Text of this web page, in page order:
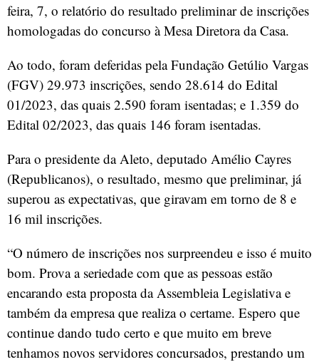
feira, 7, o relatório do resultado preliminar de inscrições
homologadas do concurso à Mesa Diretora da Casa.
Ao todo, foram deferidas pela Fundação Getúlio Vargas
(FGV) 29.973 inscrições, sendo 28.614 do Edital
01/2023, das quais 2.590 foram isentadas; e 1.359 do
Edital 02/2023, das quais 146 foram isentadas.
Para o presidente da Aleto, deputado Amélio Cayres
(Republicanos), o resultado, mesmo que preliminar, já
superou as expectativas, que giravam em torno de 8 e
16 mil inscrições.
“O número de inscrições nos surpreendeu e isso é muito
bom. Prova a seriedade com que as pessoas estão
encarando esta proposta da Assembleia Legislativa e
também da empresa que realiza o certame. Espero que
continue dando tudo certo e que muito em breve
tenhamos novos servidores concursados, prestando um